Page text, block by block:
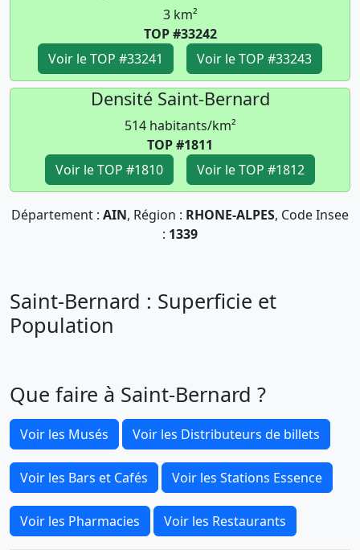
3 km²
TOP #33242
Voir le TOP #33241
Voir le TOP #33243
Densité Saint-Bernard
514 habitants/km²
TOP #1811
Voir le TOP #1810
Voir le TOP #1812
Département : AIN, Région : RHONE-ALPES, Code Insee
: 1339
Saint-Bernard : Superficie et
Population
Que faire à Saint-Bernard ?
Voir les Musés Voir les Distributeurs de billets
Voir les Bars et Cafés Voir les Stations Essence
Voir les Pharmacies Voir les Restaurants